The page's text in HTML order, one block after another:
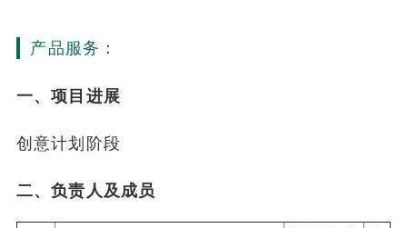
产品服务：
一、项目进展
创意计划阶段
二、负责人及成员